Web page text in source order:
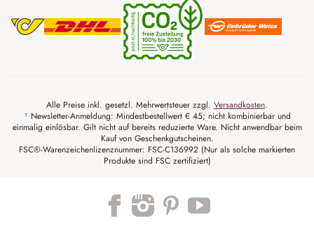
Alle Preise inkl. gesetzl. Mehrwertsteuer zzgl. Versandkosten.
¹ Newsletter-Anmeldung: Mindestbestellwert € 45; nicht kombinierbar und
einmalig einlösbar. Gilt nicht auf bereits reduzierte Ware. Nicht anwendbar beim
Kauf von Geschenkgutscheinen.
FSC®-Warenzeichenlizenznummer: FSC-C136992 (Nur als solche markierten
Produkte sind FSC zertifiziert)